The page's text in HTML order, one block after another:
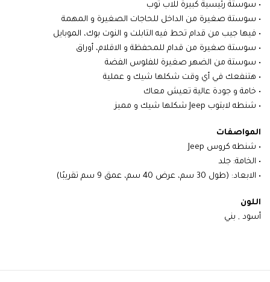
• سوستة رئيسية كبيرة للاب توب
• سوستة صغيرة من الداخل للحاجات الصغيرة و المهمة
• فيها جيب من قدام تحط فيه التابلت و النوت بوك، الموبايل
• سوستة صغيرة من قدام للمحفظة و الاقلام، أوراق
• سوستة من الضهر صغيرة للفلوس الفضة
• هتنفعك في أي وقت شكلها شيك و عملية
• خامة و جودة عالية تعيش معاك
• شنطه لابتوب Jeep شكلها شيك و مميز
المواصفات
• شنطه كروس Jeep
• الخامة: جلد
• الابعاد: (طول 30 سم، عرض 40 سم، عمق 9 سم تقريبًا)
اللون
أسود , بني